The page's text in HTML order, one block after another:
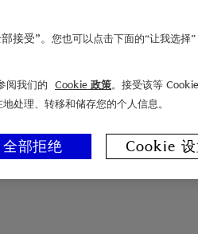
接受”。 您也可以点击下面的“让我选择
阅我们的 Cookie 政策。接受该等
处理、转移和储存您的个人信息。
全部拒绝 Cookie 设